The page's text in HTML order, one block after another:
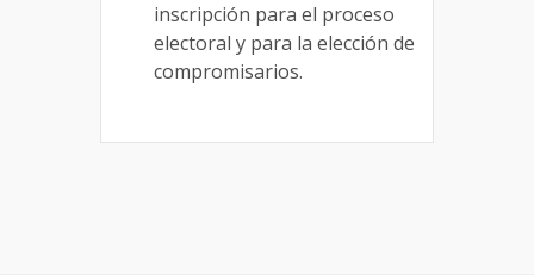
inscripción para el proceso
electoral y para la elección de
compromisarios.